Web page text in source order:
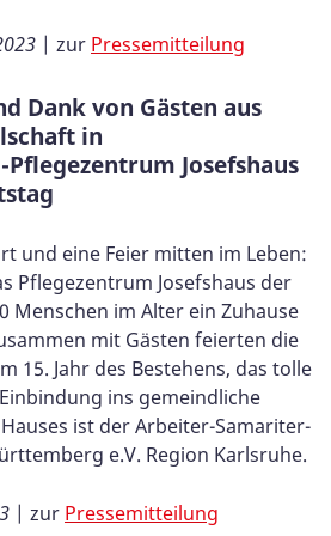
| zur Pressemitteilung
Dank von Gästen aus
in
Pflegezentrum Josefshaus
und eine Feier mitten im Leben:
Pflegezentrum Josefshaus der
Menschen im Alter ein Zuhause
mit Gästen feierten die
15. Jahr des Bestehens, das tolle
ins gemeindliche
ist der Arbeiter-Samariter-
e.V. Region Karlsruhe.
| zur Pressemitteilung